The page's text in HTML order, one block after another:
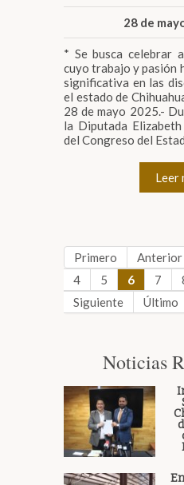
28 de
* Se busca celebrar
cuyo trabajo y pasión
significativa en las
el estado de
28 de mayo 2025.-
la Diputada Elizabeth
del Congreso del
Leer
Primero Anterior
4
5 6 7
Siguiente
Último
Noticias